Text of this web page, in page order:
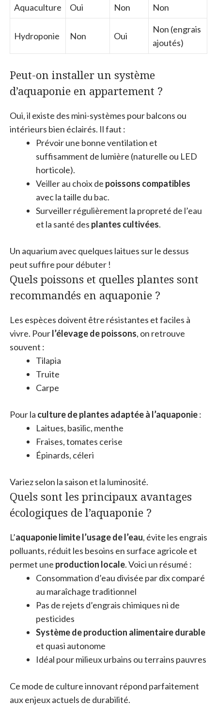
Aquaculture Oui Non Non
Hydroponie Non Oui
Non (engrais
ajoutés)
Peut-on installer un système
d’aquaponie en appartement ?
Oui, il existe des mini-systèmes pour balcons ou
intérieurs bien éclairés. Il faut :
Prévoir une bonne ventilation et
suffisamment de lumière (naturelle ou LED
horticole).
Veiller au choix de poissons compatibles
avec la taille du bac.
Surveiller régulièrement la propreté de l’eau
et la santé des plantes cultivées.
Un aquarium avec quelques laitues sur le dessus
peut suffire pour débuter !
Quels poissons et quelles plantes sont
recommandés en aquaponie ?
Les espèces doivent être résistantes et faciles à
vivre. Pourl’élevage de poissons, on retrouve
souvent :
Tilapia
Truite
Carpe
Pour la culture de plantes adaptée à l’aquaponie:
Laitues, basilic, menthe
Fraises, tomates cerise
Épinards, céleri
Variez selon la saison et la luminosité.
Quels sont les principaux avantages
écologiques de l’aquaponie ?
L’aquaponie limite l’usage de l’eau, évite les engrais
polluants, réduit les besoins en surface agricole et
permet une production locale. Voici un résumé :
Consommation d’eau divisée par dix comparé
au maraîchage traditionnel
Pas de rejets d’engrais chimiques ni de
pesticides
Système de production alimentaire durable
et quasi autonome
Idéal pour milieux urbains ou terrains pauvres
Ce mode de culture innovant répond parfaitement
aux enjeux actuels de durabilité.